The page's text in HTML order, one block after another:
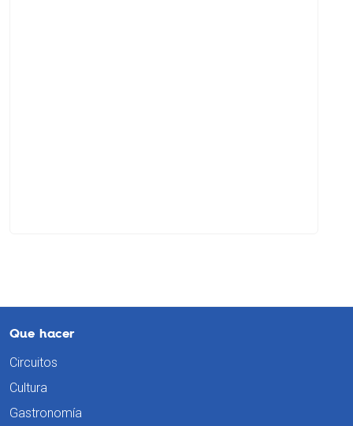
Que hacer
Circuitos
Cultura
Gastronomía